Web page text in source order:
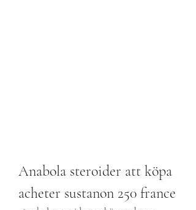
Anabola steroider att köpa
acheter sustanon 250 france